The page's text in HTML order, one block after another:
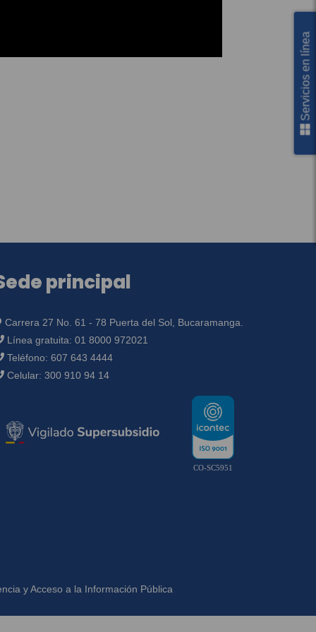
principal
Carrera 27 No. 61 - 78 Puerta del Sol, Bucaramanga.
Línea gratuita: 01 8000 972021
Teléfono: 607 643 4444
Celular: 300 910 94 14
CO-SC5951
y Acceso a la Información Pública
Servicios en línea